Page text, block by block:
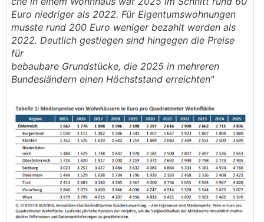
Einwanderungspolitik, Wien hat massiv die
Solzialleistugnen in dem Bereich reduziert was
die Stadt viel unattraktiver für Zuwanderer
macht)
Ich halten von den vielen Prognosen ehrlich
gesagt 0,0! Sie verfolgen meiner Meinung nach
Zwei Beispiele:
1. Wenn die Studie von dieser Firma ist (Immo
Analytics,https://immoanalytics.at/leistungen/,
so profitiert diese unmittelbar von
Immobprojekten. Die werden niemals sagen, man
soll 3 Jahre mit dem Kauf warten). Genauso wird
kein Autohändler sagen: "Fahren deinen Benziner
noch 3 Jahre, dann wechsle auf Elektro". Für
Euro niedriger als 2022. Für Eigentumswohnungen
musste rund 200 Euro weniger bezahlt werden als
2022. Deutlich gestiegen sind hingegen die Preise
für
bebaubare Grundstücke, die 2025 in mehreren
Bundesländern einen Höchststand erreichten"